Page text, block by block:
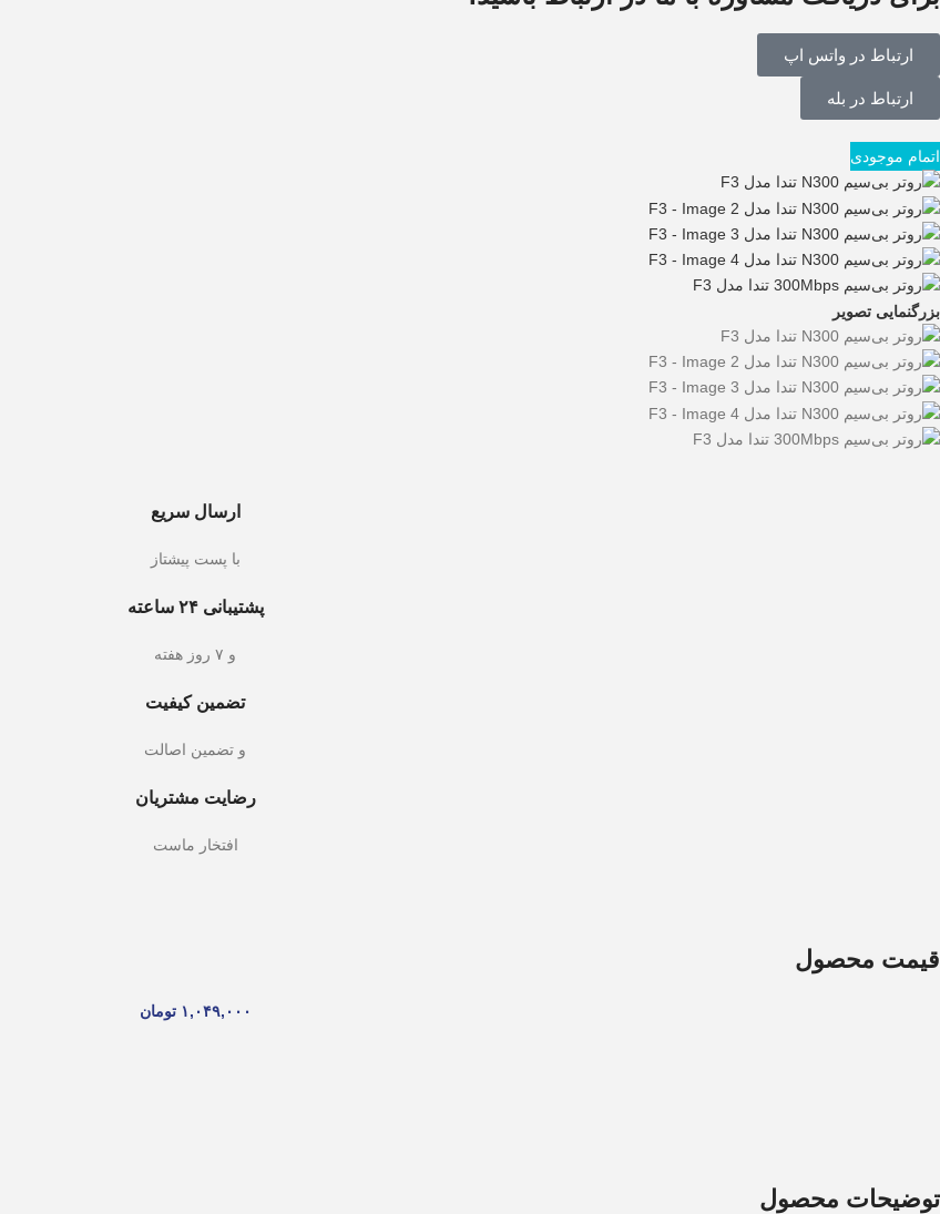
ارتباط در واتس اپ
ارتباط در بله
اتمام موجودی
بزرگنمایی تصویر
ارسال سریع
با پست پیشتاز
پشتیبانی ۲۴ ساعته
و ۷ روز هفته
تضمین کیفیت
و تضمین اصالت
رضایت مشتریان
افتخار ماست
قیمت محصول
۱,۰۴۹,۰۰۰ تومان
توضیحات محصول